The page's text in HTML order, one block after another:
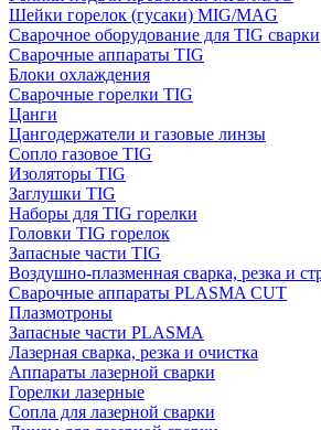
Шейки горелок (гусаки) MIG/MAG
Сварочное оборудование для TIG сварки
Сварочные аппараты TIG
Блоки охлаждения
Сварочные горелки TIG
Цанги
Цангодержатели и газовые линзы
Сопло газовое TIG
Изоляторы TIG
Заглушки TIG
Наборы для TIG горелки
Головки TIG горелок
Запасные части TIG
Воздушно-плазменная сварка, резка и
Сварочные аппараты PLASMA CUT
Плазмотроны
Запасные части PLASMA
Лазерная сварка, резка и очистка
Аппараты лазерной сварки
Горелки лазерные
Сопла для лазерной сварки